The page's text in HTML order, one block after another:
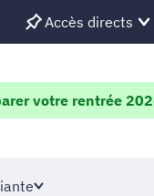
Accès directs
votre rentrée